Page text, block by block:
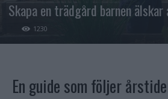
Skapa en trädgård barnen
1230
En guide som följer